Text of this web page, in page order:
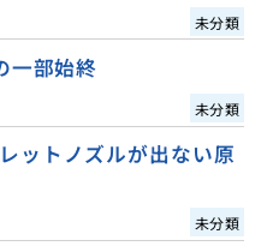
未分類
一部始終
未分類
ットノズルが出ない原
未分類